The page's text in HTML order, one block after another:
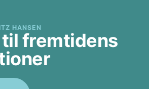
HANSEN
fremtidens